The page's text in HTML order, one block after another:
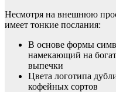
Несмотря на внешнюю
имеет тонкие послания:
В основе формы
намекающий на
выпечки
Цвета логотипа
кофейных сортов